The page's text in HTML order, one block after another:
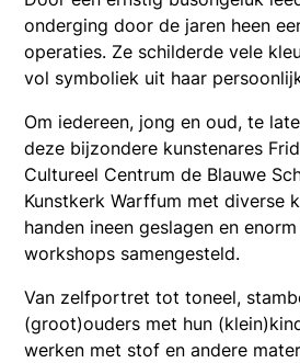
onderging door de jaren heen
operaties. Ze schilderde vele
vol symboliek uit haar
Om iedereen, jong en oud, te
deze bijzondere kunstenares
Cultureel Centrum de Blauwe
Kunstkerk Warffum met diverse
handen ineen geslagen en
workshops samengesteld.
Van zelfportret tot toneel,
(groot)ouders met hun
werken met stof en andere